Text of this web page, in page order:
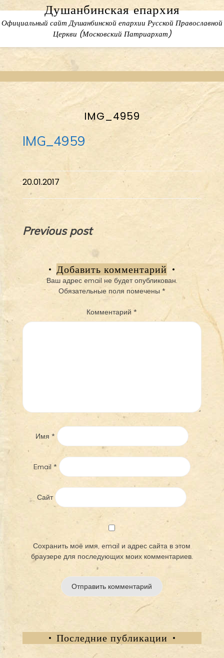
content
Душанбинская епархия
Официальный сайт Душанбинской епархии Русской Православной
Церкви (Московский Патриархат)
IMG_4959
IMG_4959
20.01.2017
Навигация
записям
Previous post
Добавить комментарий
Ваш адрес email не будет опубликован.
Обязательные поля помечены *
Комментарий*
Имя *
Email *
Сайт
Сохранить моё имя, email и адрес сайта в этом
браузере для последующих моих комментариев.
Последние публикации